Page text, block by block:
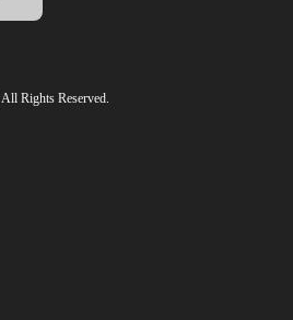
All Rights Reserved.